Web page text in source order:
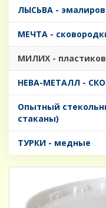
ЛЫСЬВА -
МЕЧТА -
МИЛИХ -
НЕВА-МЕТАЛЛ -
Опытный
стаканы)
ТУРКИ - медные